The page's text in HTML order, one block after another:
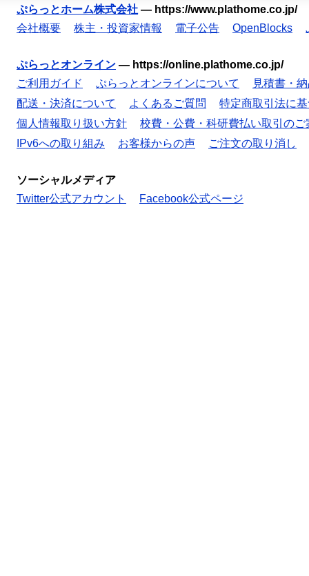
ぷらっとホーム株式会社 — https://www.plathome.co.jp/
会社概要
株主・投資家情報 電子公告 OpenBlocks
ぷらっとオンライン — https://online.plathome.co.jp/
ご利用ガイド
ぷらっとオンラインについて
見積書・
配送・決済について
よくあるご質問
特定商取引法に
個人情報取り扱い方針
校費・公費・科研費払い取引のご
IPv6への取り組み
お客様からの声 ご注文の取り消し
ソーシャルメディア
Twitter公式アカウント
Facebook公式ページ